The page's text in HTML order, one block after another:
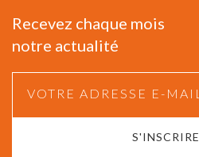
Recevez chaque mois
notre actualité
S'INSCRIRE